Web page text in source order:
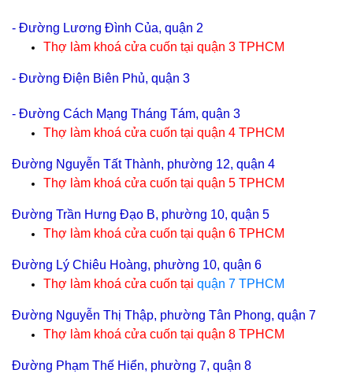
- Đường Lương Đình Của, quận 2
Thợ làm khoá cửa cuốn tại quận 3 TPHCM
- Đường Điện Biên Phủ, quận 3
- Đường Cách Mạng Tháng Tám, quận 3
Thợ làm khoá cửa cuốn tại quận 4 TPHCM
Đường Nguyễn Tất Thành, phường 12, quận 4
Thợ làm khoá cửa cuốn tại quận 5 TPHCM
Đường Trần Hưng Đạo B, phường 10, quận 5
Thợ làm khoá cửa cuốn tại quận 6 TPHCM
Đường Lý Chiêu Hoàng, phường 10, quận 6
Thợ làm khoá cửa cuốn tại quận 7 TPHCM
Đường Nguyễn Thị Thập, phường Tân Phong, quận 7
Thợ làm khoá cửa cuốn tại quận 8 TPHCM
Đường Phạm Thế Hiển, phường 7, quận 8